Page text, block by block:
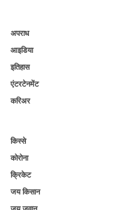
अपराध
आइडिया
इतिहास
एंटरटेनमेंट
करिअर
किस्से
कोरोना
क्रिकेट
जय किसान